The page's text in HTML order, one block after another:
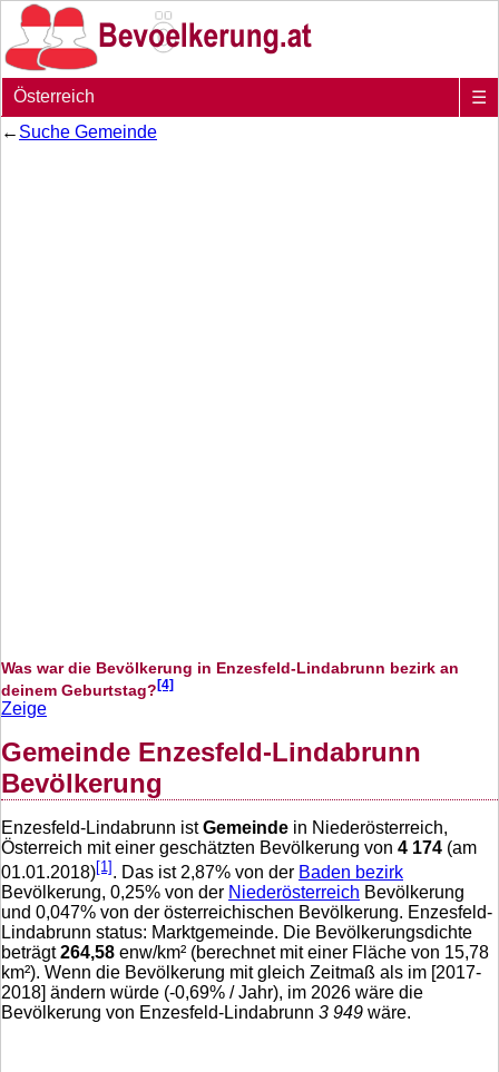
Österreich
☰
← Suche Gemeinde
Was war die Bevölkerung in Enzesfeld-Lindabrunn bezirk an
deinem Geburtstag?[4]
Zeige
Gemeinde Enzesfeld-Lindabrunn
Bevölkerung
Enzesfeld-Lindabrunn istGemeinde in Niederösterreich,
Österreich mit einer geschätzten Bevölkerung von 4 174 (am
01.01.2018)[1] . Das ist 2,87% von der Baden bezirk
Bevölkerung, 0,25% von der Niederösterreich Bevölkerung
und 0,047% von der österreichischen Bevölkerung. Enzesfeld-
Lindabrunn status: Marktgemeinde. Die Bevölkerungsdichte
beträgt264,58 enw/km² (berechnet mit einer Fläche von 15,78
km²). Wenn die Bevölkerung mit gleich Zeitmaß als im [2017-
2018] ändern würde (-0,69% / Jahr), im 2026 wäre die
Bevölkerung von Enzesfeld-Lindabrunn 3 949 wäre.